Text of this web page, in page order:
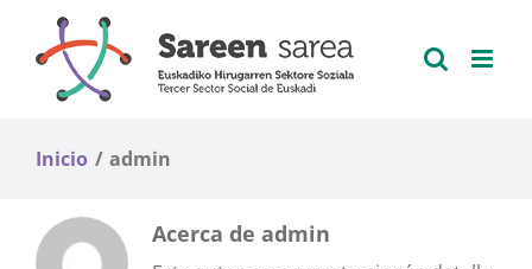
contenido
Inicio admin
Acerca de admin